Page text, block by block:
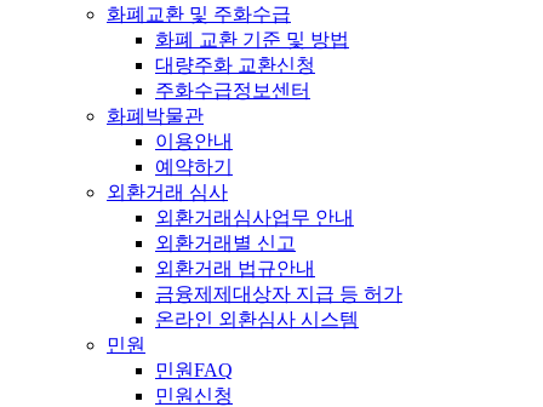
화폐교환 및 주화수급
화폐 교환 기준 및 방법
대량주화 교환신청
주화수급정보센터
화폐박물관
이용안내
예약하기
외환거래 심사
외환거래심사업무 안내
외환거래별 신고
외환거래 법규안내
금융제제대상자 지급 등 허가
온라인 외환심사 시스템
민원
민원FAQ
민원신청